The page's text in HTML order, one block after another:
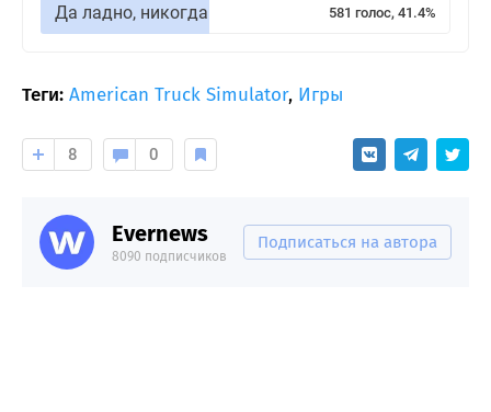
Да ладно, никогда 581 голос, 41.4%
Теги: American Truck Simulator, Игры
8 0
Evernews
8090 подписчиков
Подписаться на автора